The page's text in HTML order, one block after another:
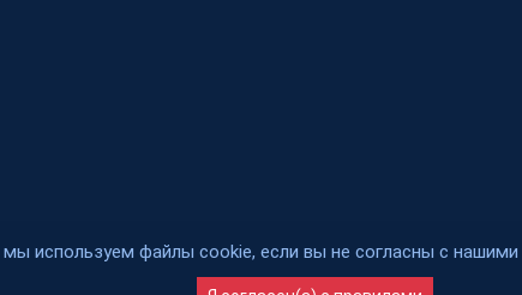
используем файлы cookie, если вы не согласны с нашими